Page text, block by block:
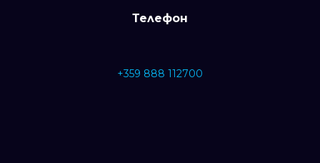
Телефон
+359 888 112700